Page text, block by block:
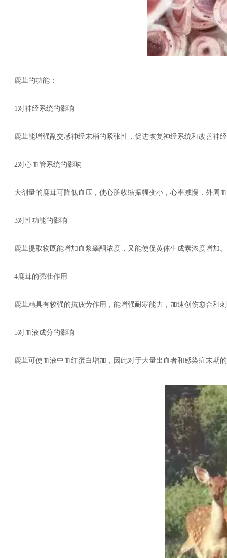
鹿茸的功能：
1对神经系统的影响
鹿茸能增强副交感神经末梢的紧张性，促进恢复神经系统和改善神
2对心血管系统的影响
大剂量的鹿茸可降低血压，使心脏收缩振幅变小，心率减慢，外周
3对性功能的影响
鹿茸提取物既能增加血浆睾酮浓度，又能使促黄体生成素浓度增加
4鹿茸的强壮作用
鹿茸精具有较强的抗疲劳作用，能增强耐寒能力，加速创伤愈合和
5对血液成分的影响
鹿茸可使血液中血红蛋白增加，因此对于大量出血者和感染症末期